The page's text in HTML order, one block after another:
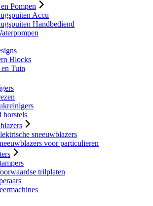
Pompen
Accu
Handbediend
Blocks
Tuin
borstels
sneeuwblazers
voor particulieren
trilplaten